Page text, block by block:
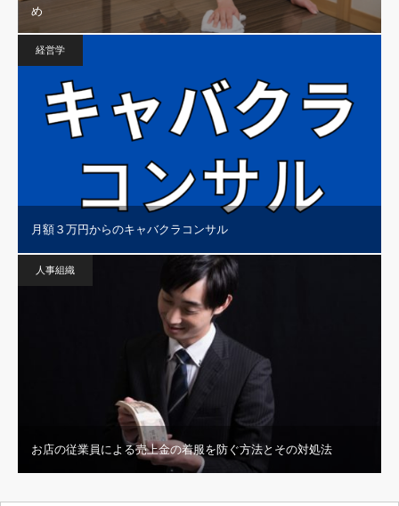
め
経営学
月額３万円からのキャバクラコンサル
人事組織
お店の従業員による売上金の着服を防ぐ方法とその対処法